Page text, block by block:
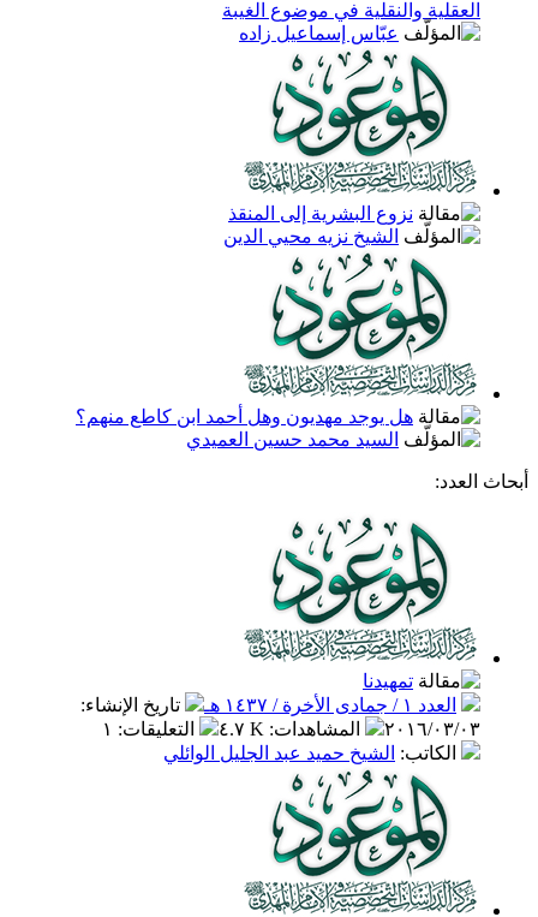
العقلية والنقلية في موضوع الغيبة
عبّاس إسماعيل زاده
نزوع البشرية إلى المنقذ
الشيخ نزيه محيي الدين
هل يوجد مهديون وهل أحمد ابن كاطع منهم؟
السيد محمد حسين العميدي
أبحاث العدد:
تمهيدنا
العدد ١ / جمادى الأخرة / ١٤٣٧ هـ
تاريخ الإنشاء:
٢٠١٦/٠٣/٠٣
المشاهدات: ٤.٧ K التعليقات: ١
الكاتب: الشيخ حميد عبد الجليل الوائلي